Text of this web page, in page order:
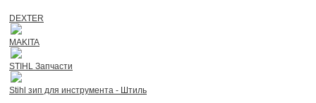
DEXTER
MAKITA
STIHL Запчасти
Stihl зип для инструмента - Штиль